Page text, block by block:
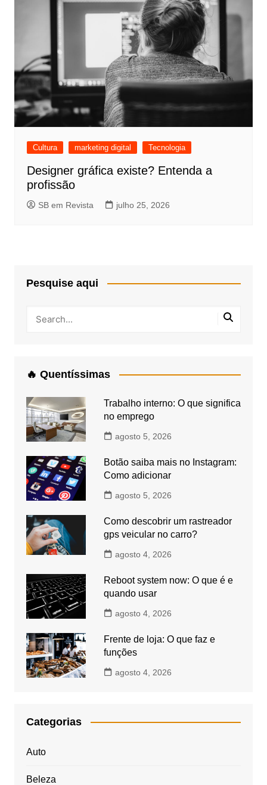
Cultura marketing digital Tecnologia
Designer gráfica existe? Entenda a
profissão
SB em Revista julho 25, 2026
Pesquise aqui
🔥 Quentíssimas
Trabalho interno: O que significa
no emprego
agosto 5, 2026
Botão saiba mais no Instagram:
Como adicionar
agosto 5, 2026
Como descobrir um rastreador
gps veicular no carro?
agosto 4, 2026
Reboot system now: O que é e
quando usar
agosto 4, 2026
Frente de loja: O que faz e
funções
agosto 4, 2026
Categorias
Auto
Beleza